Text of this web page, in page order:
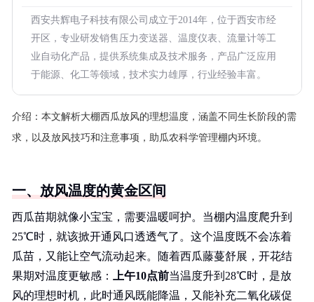
西安共辉电子科技有限公司成立于2014年，位于西安市经
开区，专业研发销售压力变送器、温度仪表、流量计等工
业自动化产品，提供系统集成及技术服务，产品广泛应用
于能源、化工等领域，技术实力雄厚，行业经验丰富。
介绍： 本文解析大棚西瓜放风的理想温度，涵盖不同生长阶段的需
求，以及放风技巧和注意事项，助瓜农科学管理棚内环境。
一、放风温度的黄金区间
西瓜苗期就像小宝宝，需要温暖呵护。当棚内温度爬升到
25℃时，就该掀开通风口透透气了。这个温度既不会冻着
瓜苗，又能让空气流动起来。随着西瓜藤蔓舒展，开花结
果期对温度更敏感：
上午10点前当温度升到28℃时，是放
风的理想时机，此时通风既能降温，又能补充二氧化碳促